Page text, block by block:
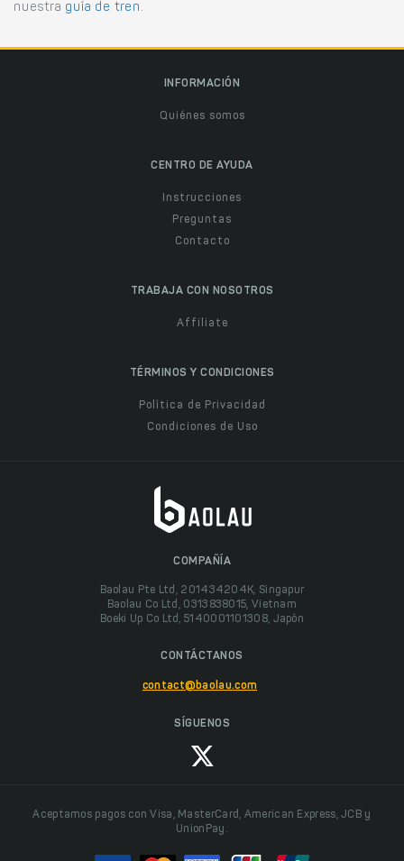
nuestra guía de tren .
INFORMACIÓN
Quiénes somos
CENTRO DE AYUDA
Instrucciones
Preguntas
Contacto
TRABAJA CON NOSOTROS
Affiliate
TÉRMINOS Y CONDICIONES
Política de Privacidad
Condiciones de Uso
COMPAÑÍA
Baolau Pte Ltd, 201434204K, Singapur
Baolau Co Ltd, 0313838015, Vietnam
Boeki Up Co Ltd, 5140001101308, Japón
CONTÁCTANOS
contact@baolau.com
SÍGUENOS
Aceptamos pagos con Visa, MasterCard, American Express, JCB y
UnionPay.